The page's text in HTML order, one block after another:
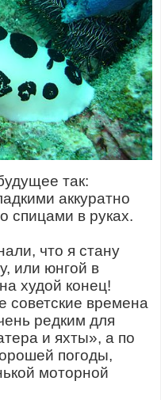
так:
аккуратно
спицами в руках.
что я стану
или юнгой в
худой конец!
советские времена
редким для
и яхты», а по
погоды,
моторной